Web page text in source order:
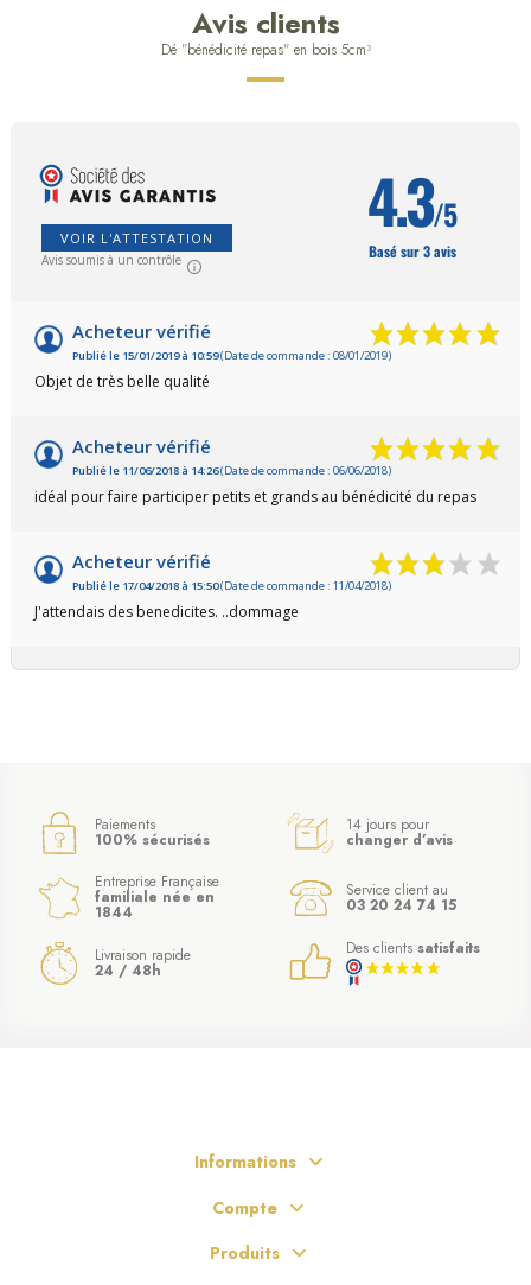
Avis clients
Dé "bénédicité repas" en bois 5cm³
VOIR L'ATTESTATION
Avis soumis à un contrôle
4.3/5
Basé sur 3 avis
Acheteur vérifié
Publié le 15/01/2019 à 10:59(Date de commande : 08/01/2019)
Objet de très belle qualité
Acheteur vérifié
Publié le 11/06/2018 à 14:26(Date de commande : 06/06/2018)
idéal pour faire participer petits et grands au bénédicité du repas
Acheteur vérifié
Publié le 17/04/2018 à 15:50(Date de commande : 11/04/2018)
J'attendais des benedicites. ..dommage
Paiements
100% sécurisés
14 jours pour
changer d’avis
Entreprise Française
familiale née en
1844
Service client au
03 20 24 74 15
Livraison rapide
24 / 48h
Des clients satisfaits
Informations
Compte
Produits